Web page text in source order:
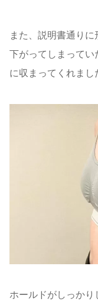
また、説明書通り
下がってしまってい
に収まってくれまし
ホールドがしっかり